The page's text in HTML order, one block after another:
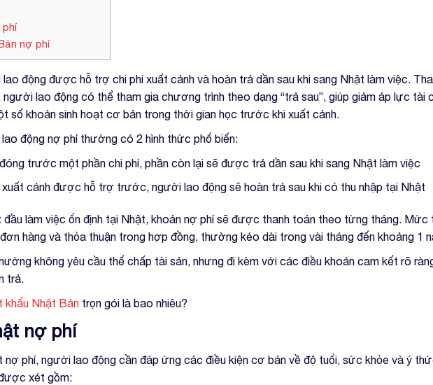
phí
nợ phí
động được hỗ trợ chi phí xuất cảnh và hoàn trả dần sau khi sang Nhật làm việc.
lao động có thể tham gia chương trình theo dạng “trả sau”, giúp giảm áp lực tài
số khoản sinh hoạt cơ bản trong thời gian học trước khi xuất cảnh.
động nợ phí thường có 2 hình thức phổ biến:
trước một phần chi phí, phần còn lại sẽ được trả dần sau khi sang Nhật làm việc
cảnh được hỗ trợ trước, người lao động sẽ hoàn trả sau khi có thu nhập tại Nhật
làm việc ổn định tại Nhật, khoản nợ phí sẽ được thanh toán theo từng tháng. Mức
hàng và thỏa thuận trong hợp đồng, thường kéo dài trong vài tháng đến khoảng 1
không yêu cầu thế chấp tài sản, nhưng đi kèm với các điều khoản cam kết rõ
trả.
khẩu Nhật Bản trọn gói là bao nhiêu?
nợ phí
phí, người lao động cần đáp ứng các điều kiện cơ bản về độ tuổi, sức khỏe và ý
xét gồm: